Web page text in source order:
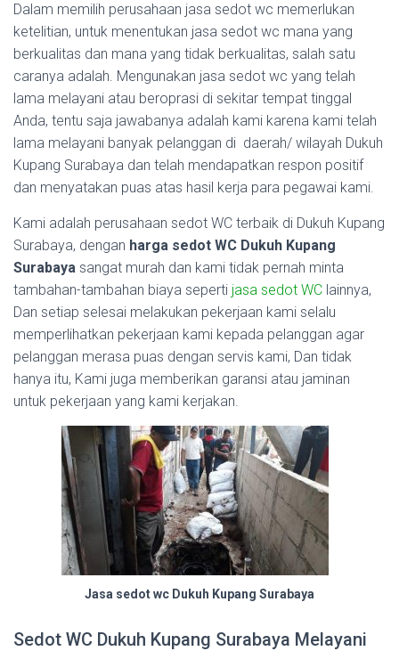
Dalam memilih perusahaan jasa sedot wc memerlukan
ketelitian, untuk menentukan jasa sedot wc mana yang
berkualitas dan mana yang tidak berkualitas, salah satu
caranya adalah. Mengunakan jasa sedot wc yang telah
lama melayani atau beroprasi di sekitar tempat tinggal
Anda, tentu saja jawabanya adalah kami karena kami telah
lama melayani banyak pelanggan di daerah/ wilayah Dukuh
Kupang Surabaya dan telah mendapatkan respon positif
dan menyatakan puas atas hasil kerja para pegawai kami.
Kami adalah perusahaan sedot WC terbaik di Dukuh Kupang
Surabaya, dengan harga sedot WC Dukuh Kupang
Surabaya sangat murah dan kami tidak pernah minta
tambahan-tambahan biaya seperti jasa sedot WC lainnya,
Dan setiap selesai melakukan pekerjaan kami selalu
memperlihatkan pekerjaan kami kepada pelanggan agar
pelanggan merasa puas dengan servis kami, Dan tidak
hanya itu, Kami juga memberikan garansi atau jaminan
untuk pekerjaan yang kami kerjakan.
Jasa sedot wc Dukuh Kupang Surabaya
Sedot WC Dukuh Kupang Surabaya Melayani